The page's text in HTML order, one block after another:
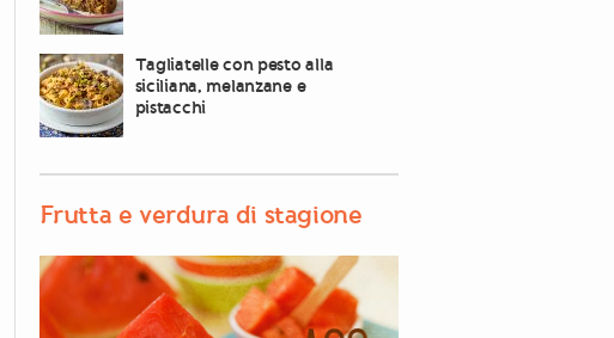
Tagliatelle con pesto alla
siciliana, melanzane e
pistacchi
Frutta e verdura di stagione